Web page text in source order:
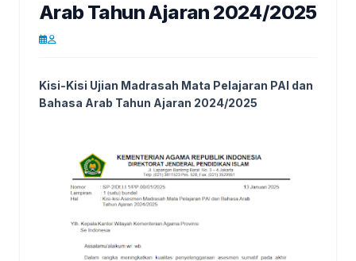
Arab Tahun Ajaran 2024/2025
Kisi-Kisi Ujian Madrasah Mata Pelajaran PAI dan
Bahasa Arab Tahun Ajaran 2024/2025